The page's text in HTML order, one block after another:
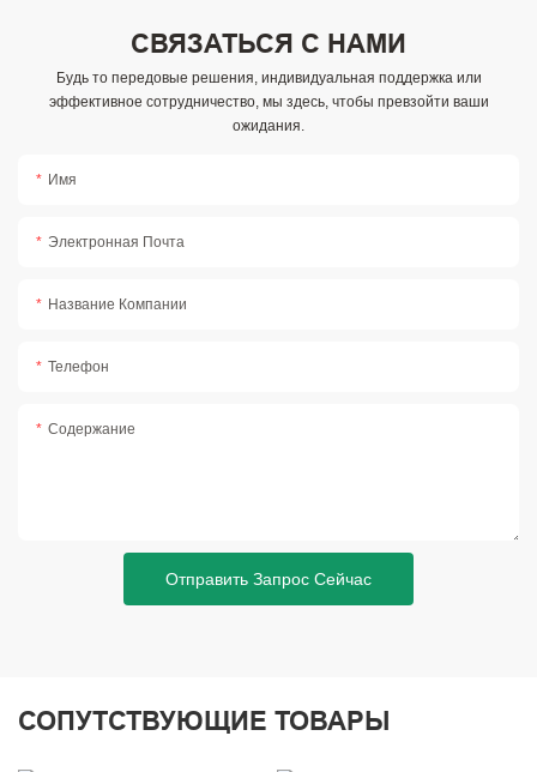
СВЯЗАТЬСЯ С НАМИ
Будь то передовые решения, индивидуальная поддержка или
эффективное сотрудничество, мы здесь, чтобы превзойти ваши
ожидания.
Имя
Электронная Почта
Название Компании
Телефон
Содержание
Отправить Запрос Сейчас
СОПУТСТВУЮЩИЕ ТОВАРЫ